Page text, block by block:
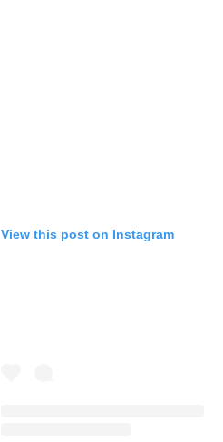
View this post on Instagram